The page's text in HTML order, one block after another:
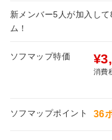
新メンバー5人が加入し
ム！
ソフマップ特価
消費
ソフマップポイント 36